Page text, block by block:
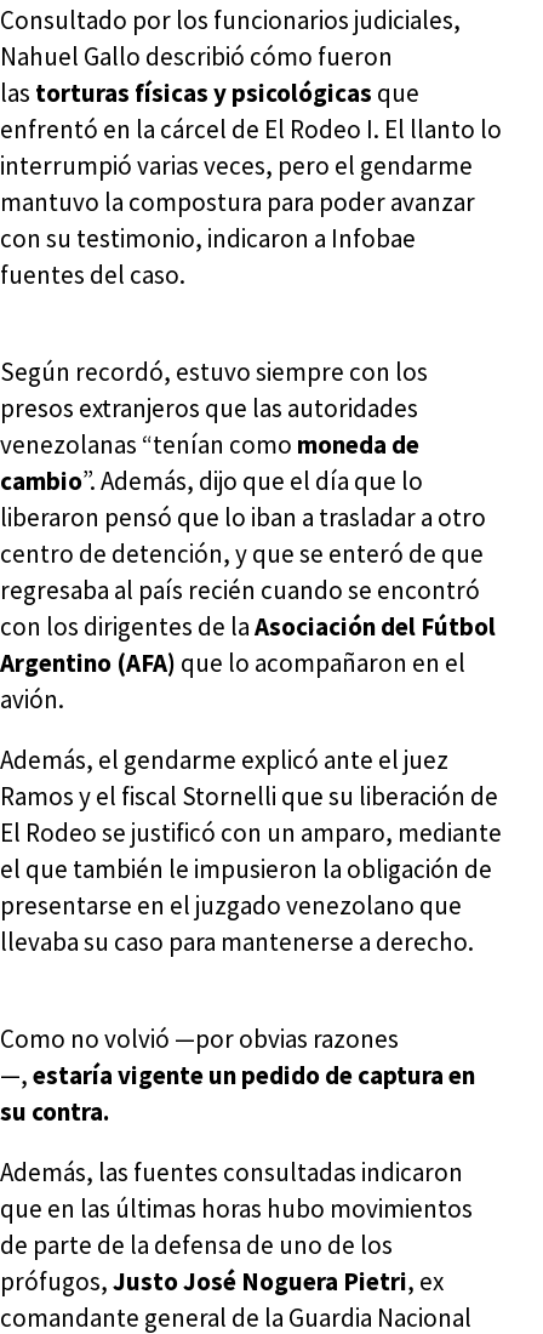
Consultado por los funcionarios judiciales,
Nahuel Gallo describió cómo fueron
las torturas físicas y psicológicas que
enfrentó en la cárcel de El Rodeo I. El llanto lo
interrumpió varias veces, pero el gendarme
mantuvo la compostura para poder avanzar
con su testimonio, indicaron a Infobae
fuentes del caso.
Según recordó, estuvo siempre con los
presos extranjeros que las autoridades
venezolanas “tenían como moneda de
cambio”. Además, dijo que el día que lo
liberaron pensó que lo iban a trasladar a otro
centro de detención, y que se enteró de que
regresaba al país recién cuando se encontró
con los dirigentes de laAsociación del Fútbol
Argentino (AFA) que lo acompañaron en el
avión.
Además, el gendarme explicó ante el juez
Ramos y el fiscal Stornelli que su liberación de
El Rodeo se justificó con un amparo, mediante
el que también le impusieron la obligación de
presentarse en el juzgado venezolano que
llevaba su caso para mantenerse a derecho.
Como no volvió —por obvias razones
—,estaría vigente un pedido de captura en
su contra.
Además, las fuentes consultadas indicaron
que en las últimas horas hubo movimientos
de parte de la defensa de uno de los
prófugos,Justo José Noguera Pietri, ex
comandante general de la Guardia Nacional